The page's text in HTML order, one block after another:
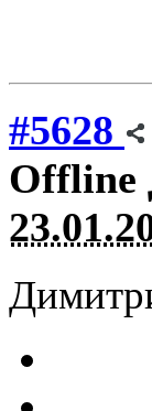
#5628
Offline